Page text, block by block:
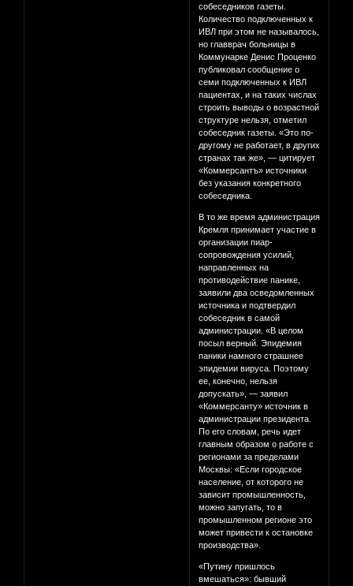
собеседников газеты.
Количество подключенных к
ИВЛ при этом не называлось,
но главврач больницы в
Коммунарке Денис Проценко
публиковал сообщение о
семи подключенных к ИВЛ
пациентах, и на таких числах
строить выводы о возрастной
структуре нельзя, отметил
собеседник газеты. «Это по-
другому не работает, в других
странах так же», — цитирует
«Коммерсантъ» источники
без указания конкретного
собеседника.
В то же время администрация
Кремля принимает участие в
организации пиар-
сопровождения усилий,
направленных на
противодействие панике,
заявили два осведомленных
источника и подтвердил
собеседник в самой
администрации. «В целом
посыл верный. Эпидемия
паники намного страшнее
эпидемии вируса. Поэтому
ее, конечно, нельзя
допускать», — заявил
«Коммерсанту» источник в
администрации президента.
По его словам, речь идет
главным образом о работе с
регионами за пределами
Москвы: «Если городское
население, от которого не
зависит промышленность,
можно запугать, то в
промышленном регионе это
может привести к остановке
производства».
«Путину пришлось
вмешаться»: бывший